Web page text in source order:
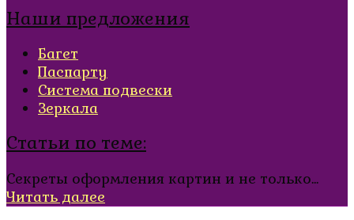
Наши предложения
Багет
Паспарту
Система подвески
Зеркала
Статьи по теме:
Секреты оформления картин и не только...
Читать далее